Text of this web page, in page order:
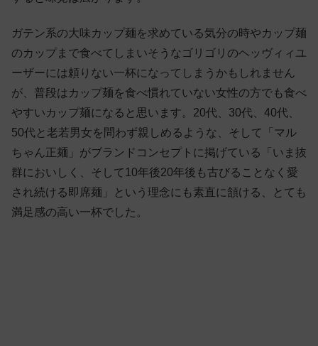
ガテン系の大味カップ麺を求めている気分の時やカップ麺
のカップまで食べてしまいそうなゴリゴリのヘッヴィィユ
ーザーには頼りない一杯になってしまうかもしれません
が、普段はカップ麺を食べ慣れていない女性の方でも食べ
やすいカップ麺になると思います。20代、30代、40代、
50代と老若男女を問わず親しめるような、そして「マル
ちゃん正麺」がブランドコンセプトに掲げている「いま抜
群においしく、そして10年後20年後も古びることなく愛
され続ける即席麺」という理念にも素直に頷ける、とても
満足感の高い一杯でした。